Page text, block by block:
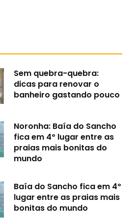
Sem quebra-quebra:
dicas para renovar o
banheiro gastando pouco
Noronha: Baía do Sancho
fica em 4º lugar entre as
praias mais bonitas do
mundo
Baía do Sancho fica em 4º
lugar entre as praias mais
bonitas do mundo